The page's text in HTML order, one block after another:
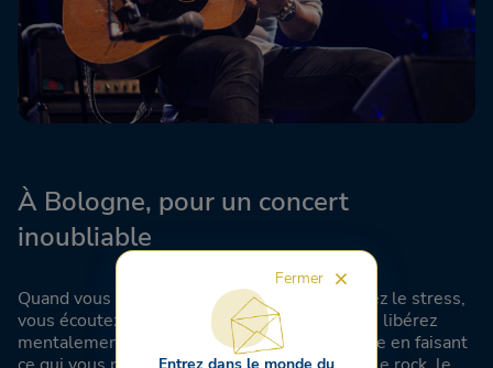
À Bologne, pour un concert
inoubliable
Quand vous assistez à un concert, vous oubliez le stress,
vous écoutez de la bonne musique, vous vous libérez
mentalement et vous pouvez être vous-même en faisant
Fermer